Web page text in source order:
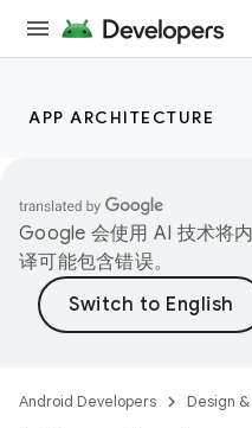
APP ARCHITECTURE
Google 会使用 AI 技术将
译可能包含错误。
Android Developers Design &